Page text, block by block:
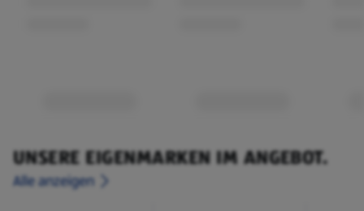
UNSERE EIGENMARKEN IM ANGEBOT.
Alle anzeigen